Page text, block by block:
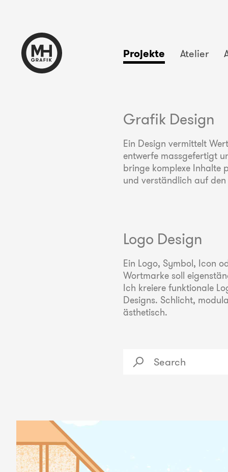
Projekte Atelier
Grafik Design
Ein Design vermittelt
entwerfe massgefertigt
bringe komplexe Inhalte
und verständlich auf
Logo Design
Ein Logo, Symbol, Icon
Wortmarke soll
Ich kreiere funktionale
Designs. Schlicht,
ästhetisch.